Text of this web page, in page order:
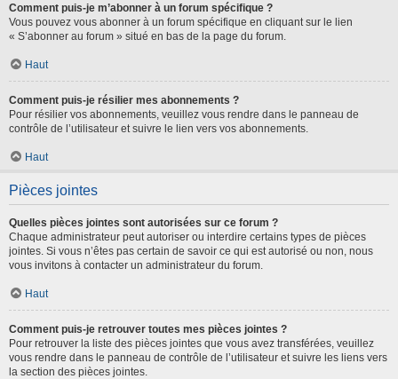
Comment puis-je m’abonner à un forum spécifique ?
Vous pouvez vous abonner à un forum spécifique en cliquant sur le lien
« S’abonner au forum » situé en bas de la page du forum.
Haut
Comment puis-je résilier mes abonnements ?
Pour résilier vos abonnements, veuillez vous rendre dans le panneau de
contrôle de l’utilisateur et suivre le lien vers vos abonnements.
Haut
Pièces jointes
Quelles pièces jointes sont autorisées sur ce forum ?
Chaque administrateur peut autoriser ou interdire certains types de pièces
jointes. Si vous n’êtes pas certain de savoir ce qui est autorisé ou non, nous
vous invitons à contacter un administrateur du forum.
Haut
Comment puis-je retrouver toutes mes pièces jointes ?
Pour retrouver la liste des pièces jointes que vous avez transférées, veuillez
vous rendre dans le panneau de contrôle de l’utilisateur et suivre les liens vers
la section des pièces jointes.